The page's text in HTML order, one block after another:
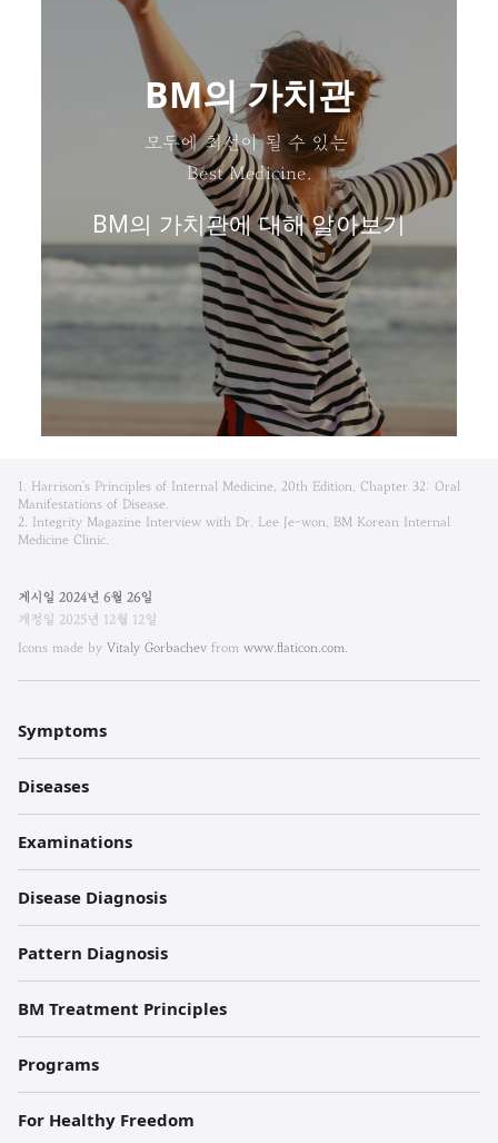
BM의 가치관
모두에 최선이 될 수 있는
Best Medicine.
BM의 가치관에 대해 알아보기
비
엠
한
방
내
과
한
의
원
각
주
1. Harrison's Principles of Internal Medicine, 20th Edition, Chapter 32: Oral
Manifestations of Disease.
2. Integrity Magazine Interview with Dr. Lee Je-won, BM Korean Internal
Medicine Clinic.
게시일 2024년 6월 26일
개정일 2025년 12월 12일
Icons made by Vitaly Gorbachev from www.flaticon.com.
Symptoms
Diseases
Examinations
Disease Diagnosis
Pattern Diagnosis
BM Treatment Principles
Programs
For Healthy Freedom